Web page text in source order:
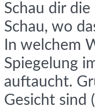
Schau dir
Schau, wo
In welchem
Spiegelung
auftaucht.
Gesicht sind